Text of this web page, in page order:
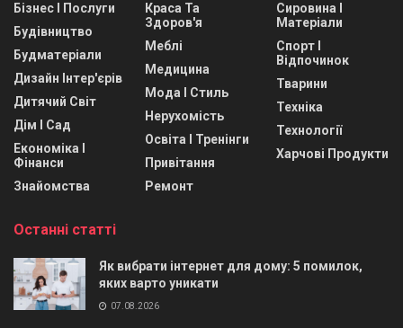
Бізнес І Послуги
Будівництво
Будматеріали
Дизайн Інтер'єрів
Дитячий Світ
Дім І Сад
Економіка І
Фінанси
Знайомства
Краса Та
Здоров'я
Меблі
Медицина
Мода І Стиль
Нерухомість
Освіта І Тренінги
Привітання
Ремонт
Сировина І
Матеріали
Спорт І
Відпочинок
Тварини
Техніка
Технології
Харчові Продукти
Останні статті
Як вибрати інтернет для дому: 5 помилок,
яких варто уникати
07.08.2026